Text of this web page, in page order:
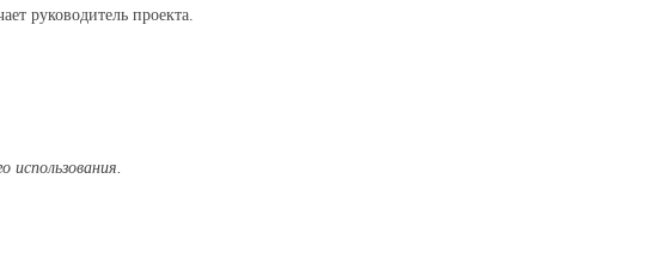
руководитель проекта.
использования.